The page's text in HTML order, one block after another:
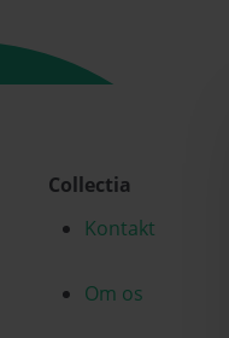
Collectia
Kontakt
Om os